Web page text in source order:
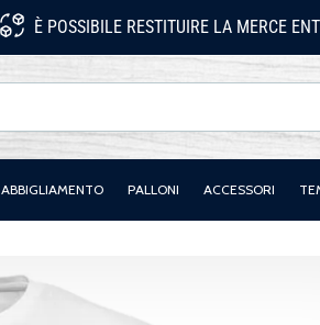
È POSSIBILE RESTITUIRE LA MERCE
ABBIGLIAMENTO PALLONI ACCESSORI